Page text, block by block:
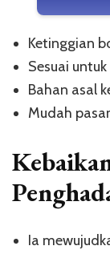
Ketinggian
Sesuai
Bahan asal
Mudah
Ia